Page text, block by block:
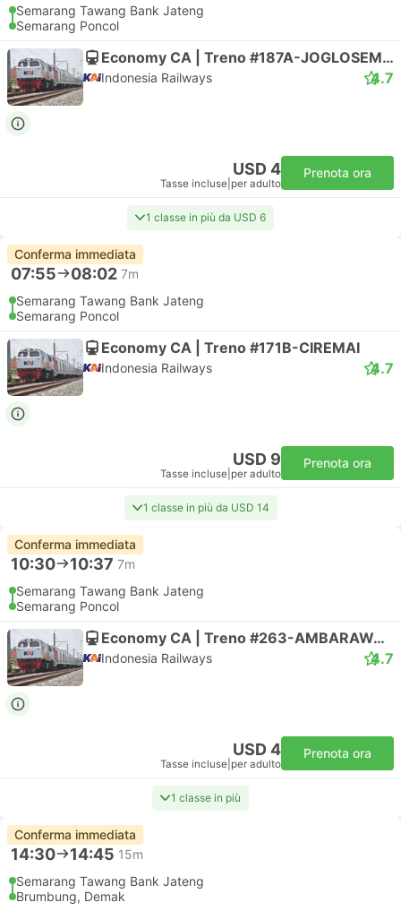
Semarang Tawang Bank Jateng
Semarang Poncol
Economy CA | Treno #187A-JOGLOSEMARKERTO
Indonesia Railways 4.7
USD 4
Tasse incluse per adulto
Prenota ora
1 classe in più da USD 6
Conferma immediata
07:55 08:02 7m
Semarang Tawang Bank Jateng
Semarang Poncol
Economy CA | Treno #171B-CIREMAI
Indonesia Railways 4.7
USD 9
Tasse incluse per adulto
Prenota ora
1 classe in più da USD 14
Conferma immediata
10:30 10:37 7m
Semarang Tawang Bank Jateng
Semarang Poncol
Economy CA | Treno #263-AMBARAWA EKSPRES
Indonesia Railways 4.7
USD 4
Tasse incluse per adulto
Prenota ora
1 classe in più
Conferma immediata
14:30 14:45 15m
Semarang Tawang Bank Jateng
Brumbung, Demak